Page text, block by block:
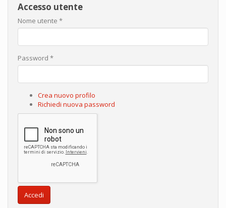
Accesso utente
Nome utente *
Password *
Crea nuovo profilo
Richiedi nuova password
Accedi